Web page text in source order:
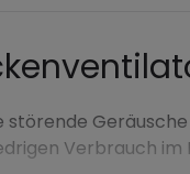
störende
Verbrauch